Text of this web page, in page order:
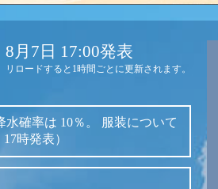
8月7日 17:00発表
リロードすると1時間ごとに更新されます。
水確率は 10％。
服装について
17時発表）